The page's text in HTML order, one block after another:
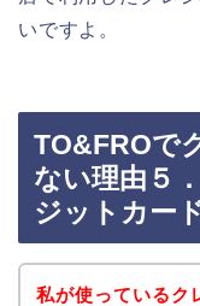
いですよ。
TO&FROで
ない理由５
ジットカー
私が使っているク